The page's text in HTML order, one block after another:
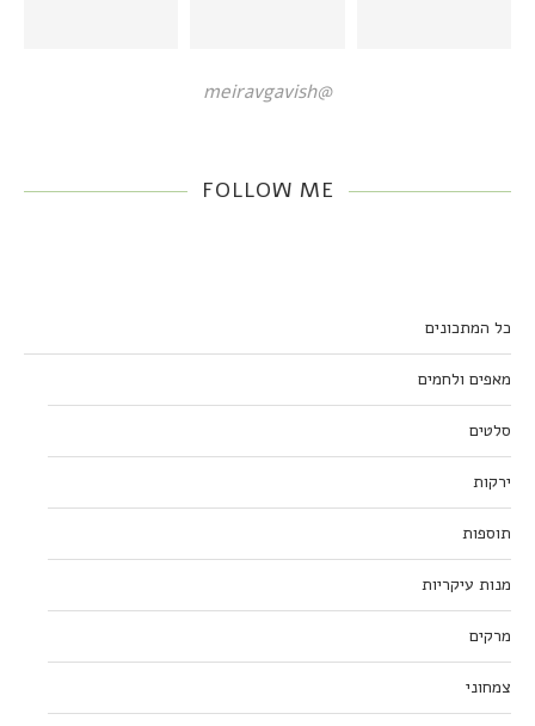
@meiravgavish
FOLLOW ME
כל המתכונים
מאפים ולחמים
סלטים
ירקות
תוספות
מנות עיקריות
מרקים
צמחוני